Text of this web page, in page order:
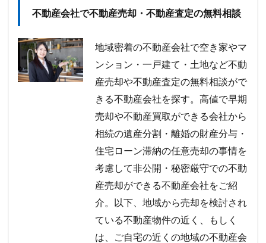
不動産会社で不動産売却・不動産査定の無料相談
地域密着の不動産会社で空き家やマ
ンション・一戸建て・土地など不動
産売却や不動産査定の無料相談がで
きる不動産会社を探す。高値で早期
売却や不動産買取ができる会社から
相続の遺産分割・離婚の財産分与・
住宅ローン滞納の任意売却の事情を
考慮して非公開・秘密厳守での不動
産売却ができる不動産会社をご紹
介。以下、地域から売却を検討され
ている不動産物件の近く、もしく
は、ご自宅の近くの地域の不動産会